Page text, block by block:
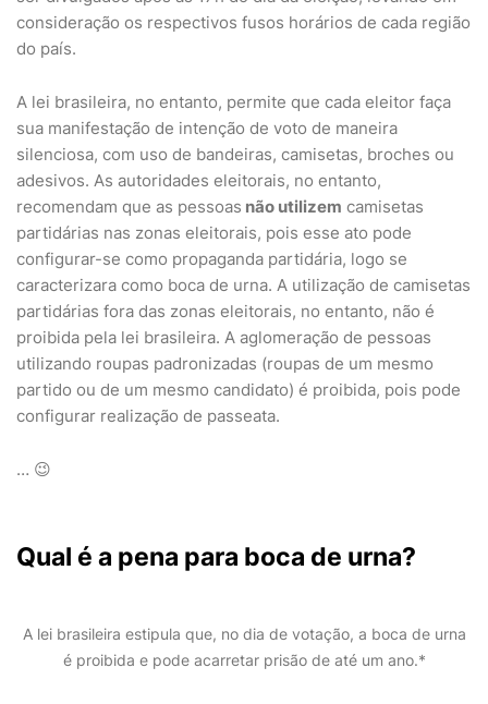
consideração os respectivos fusos horários de cada região
do país.
A lei brasileira, no entanto, permite que cada eleitor faça
sua manifestação de intenção de voto de maneira
silenciosa, com uso de bandeiras, camisetas, broches ou
adesivos. As autoridades eleitorais, no entanto,
recomendam que as pessoas não utilizem camisetas
partidárias nas zonas eleitorais, pois esse ato pode
configurar-se como propaganda partidária, logo se
caracterizara como boca de urna. A utilização de camisetas
partidárias fora das zonas eleitorais, no entanto, não é
proibida pela lei brasileira. A aglomeração de pessoas
utilizando roupas padronizadas (roupas de um mesmo
partido ou de um mesmo candidato) é proibida, pois pode
configurar realização de passeata.
… 😉
Qual é a pena para boca de urna?
A lei brasileira estipula que, no dia de votação, a boca de urna
é proibida e pode acarretar prisão de até um ano.*